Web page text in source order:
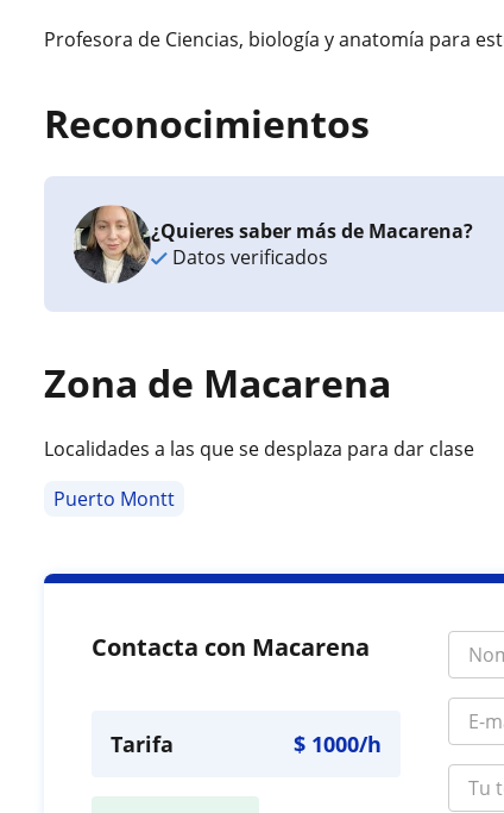
Profesora de Ciencias, biología y anatomía para
Reconocimientos
¿Quieres saber más de Macarena?
Datos verificados
Zona de Macarena
Localidades a las que se desplaza para dar clase
Puerto Montt
Contacta con Macarena
Tarifa $ 1000/h